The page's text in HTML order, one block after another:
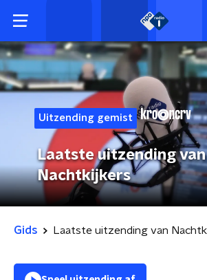
Uitzending gemist
Laatste uitzending van
Nachtkijkers
Gids Laatste uitzending van